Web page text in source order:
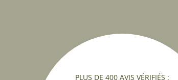
PLUS DE 400 AVIS VÉRIFIÉS :